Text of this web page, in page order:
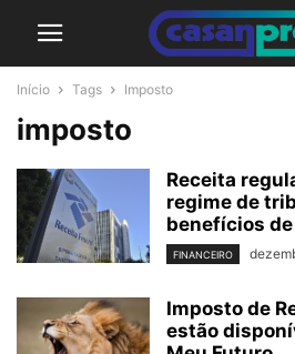
Início Tags Imposto
imposto
Receita
regime de
benefícios
FINANCEIRO
Imposto de
estão